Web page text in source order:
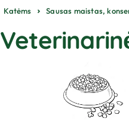
Katėms Sausas maistas,